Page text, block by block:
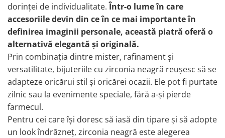
dorinței de individualitate.Într-o lume în care
accesoriile devin din ce în ce mai importante în
definirea imaginii personale, această piatră oferă o
alternativă elegantă și originală.
Prin combinația dintre mister, rafinament și
versatilitate, bijuteriile cu zirconia neagră reușesc să se
adapteze oricărui stil și oricărei ocazii. Ele pot fi purtate
zilnic sau la evenimente speciale, fără a-și pierde
farmecul.
Pentru cei care își doresc să iasă din tipare și să adopte
un look îndrăzneț, zirconia neagră este alegerea